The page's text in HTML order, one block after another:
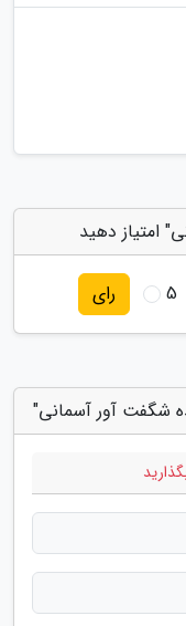
امتیاز دهید
5 رای
شگفت آور آسمانی"